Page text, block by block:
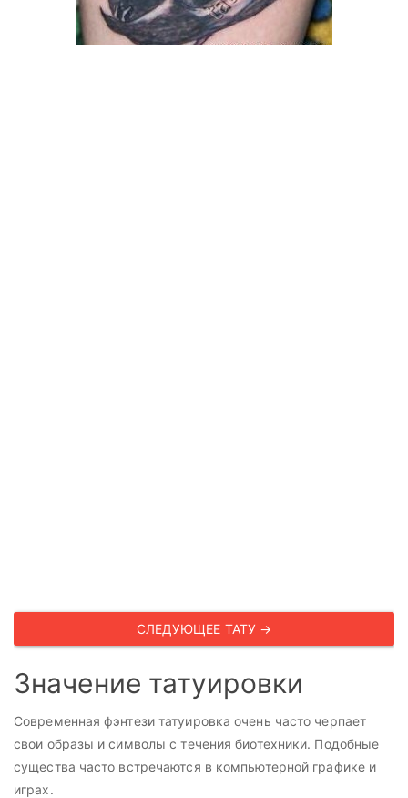
СЛЕДУЮЩЕЕ ТАТУ →
Значение татуировки
Современная фэнтези татуировка очень часто черпает
свои образы и символы с течения биотехники. Подобные
существа часто встречаются в компьютерной графике и
играх.